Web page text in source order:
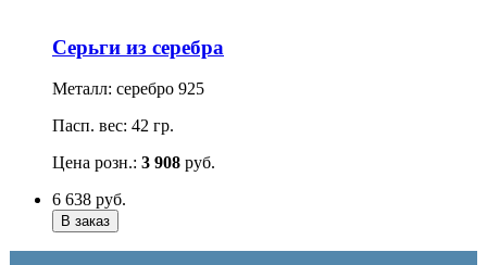
Серьги из серебра
Металл: серебро 925
Пасп. вес: 42 гр.
Цена розн.: 3 908 руб.
6 638 руб.